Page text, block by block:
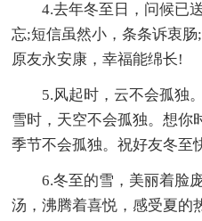
4.去年冬至日，问候已
忘;短信虽然小，条条诉衷
原友永安康，幸福能绵长!
5.风起时，云不会孤独
雪时，天空不会孤独。想你
季节不会孤独。祝好友冬至
6.冬至的雪，美丽着脸
汤，沸腾着喜悦，感受夏的